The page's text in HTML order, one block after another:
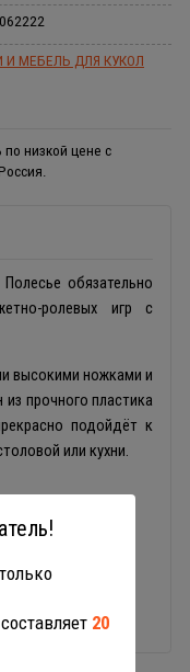
И МЕБЕЛЬ ДЛЯ КУКОЛ
по низкой цене с
обязательно
ролевых игр с
высокими ножками и
прочного пластика
подойдёт к
или кухни.
20